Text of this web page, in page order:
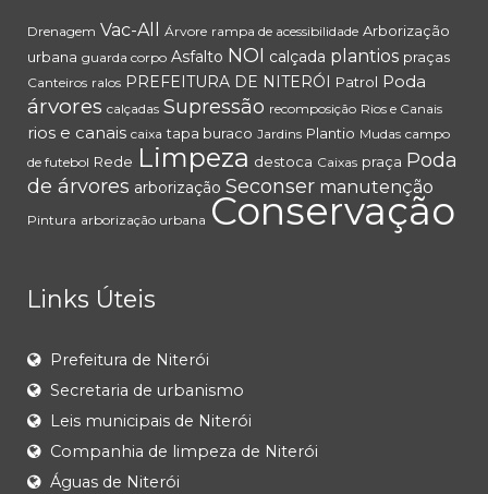
Drenagem Vac-All Árvore rampa de acessibilidade Arborização
urbana guarda corpo Asfalto NOI calçada plantios praças
Canteiros ralos PREFEITURA DE NITERÓI Patrol Poda
árvores calçadas Supressão recomposição Rios e Canais
rios e canais caixa tapa buraco Jardins Plantio Mudas campo
de futebol Rede Limpeza destoca Caixas praça Poda
de árvores arborização Seconser manutenção
Pintura arborização urbana Conservação
Links Úteis
Prefeitura de Niterói
Secretaria de urbanismo
Leis municipais de Niterói
Companhia de limpeza de Niterói
Águas de Niterói